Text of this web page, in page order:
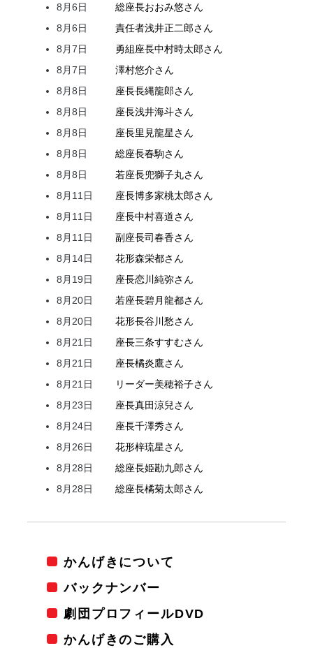
8月6日
総座長おおみ悠さん
8月6日
責任者浅井正二郎さん
8月7日
勇組座長中村時太郎さん
8月7日
澤村悠介さん
8月8日
座長長縄龍郎さん
8月8日
座長浅井海斗さん
8月8日
座長里見龍星さん
8月8日
総座長春駒さん
8月8日
若座長兜獅子丸さん
8月11日
座長博多家桃太郎さん
8月11日
座長中村喜道さん
8月11日
副座長司春香さん
8月14日
花形森栄都さん
8月19日
座長恋川純弥さん
8月20日
若座長碧月龍都さん
8月20日
花形長谷川愁さん
8月21日
座長三条すすむさん
8月21日
座長橘炎鷹さん
8月21日
リーダー美穂裕子さん
8月23日
座長真田涼兒さん
8月24日
座長千澤秀さん
8月26日
花形梓琉星さん
8月28日
総座長姫勘九郎さん
8月28日
総座長橘菊太郎さん
かんげきについて
バックナンバー
劇団プロフィールDVD
かんげきのご購入